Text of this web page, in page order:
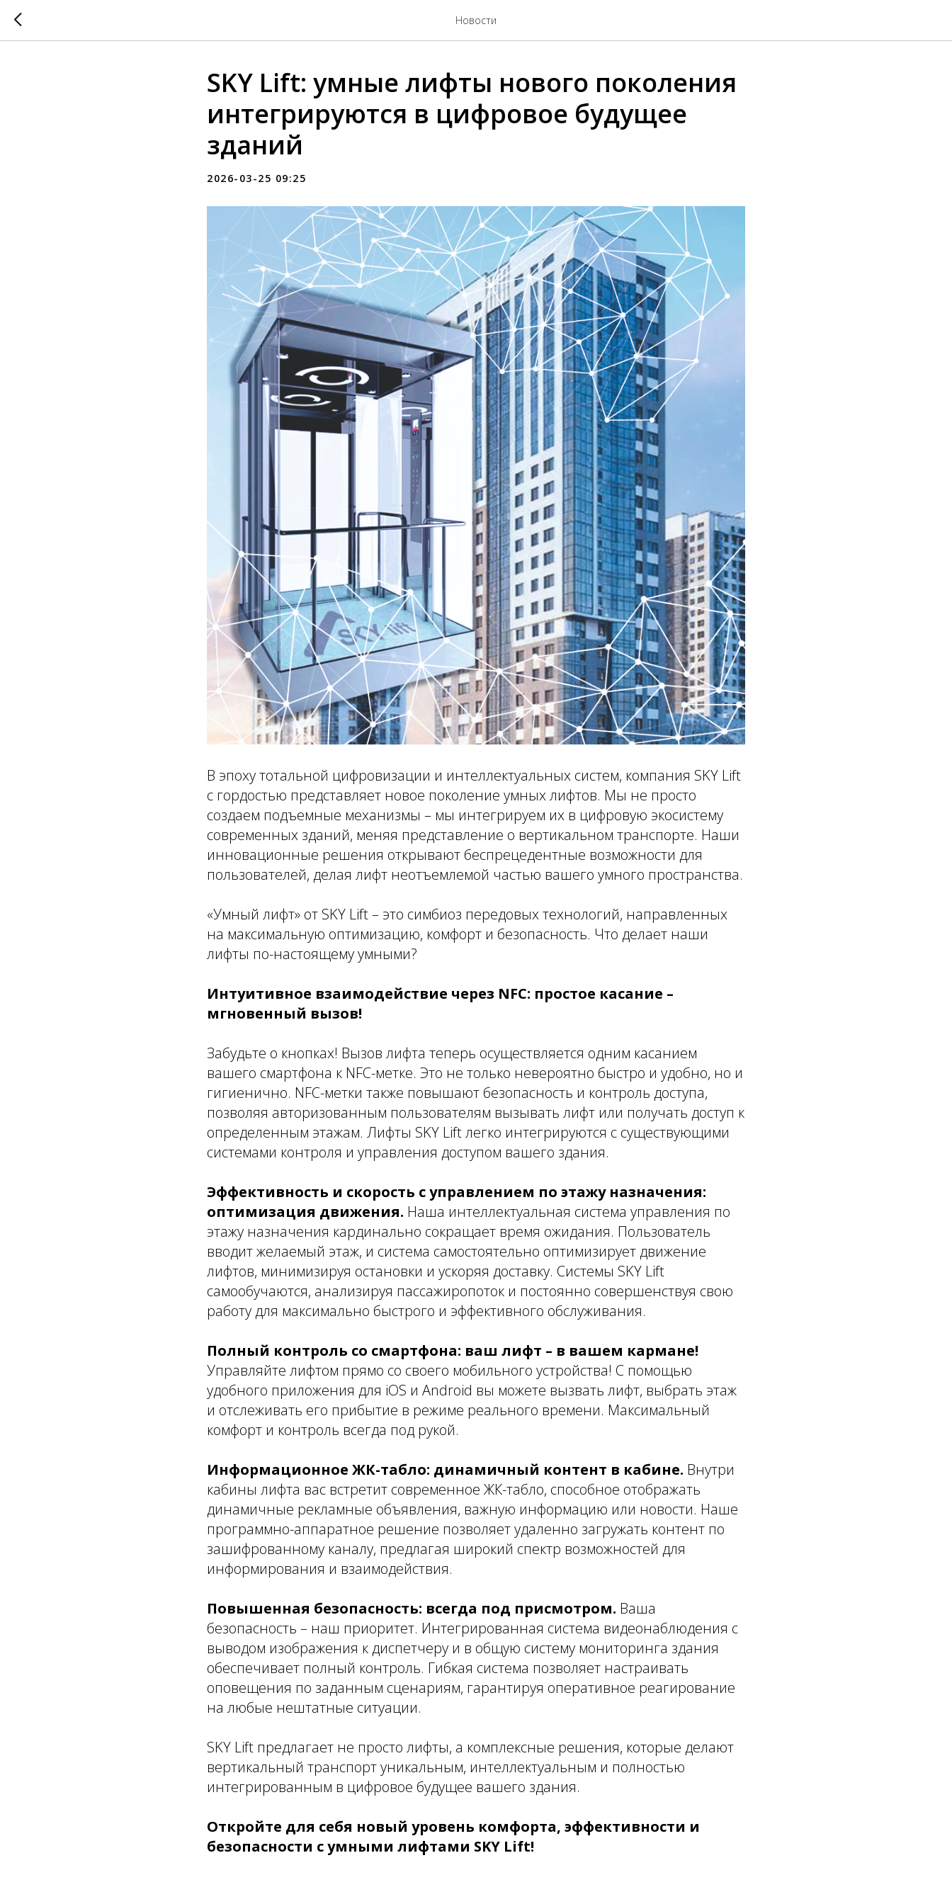
Новости
SKY Lift: умные лифты нового поколения
интегрируются в цифровое будущее
зданий
2026-03-25 09:25
В эпоху тотальной цифровизации и интеллектуальных систем, компания SKY Lift
с гордостью представляет новое поколение умных лифтов. Мы не просто
создаем подъемные механизмы – мы интегрируем их в цифровую экосистему
современных зданий, меняя представление о вертикальном транспорте. Наши
инновационные решения открывают беспрецедентные возможности для
пользователей, делая лифт неотъемлемой частью вашего умного пространства.
«Умный лифт» от SKY Lift – это симбиоз передовых технологий, направленных
на максимальную оптимизацию, комфорт и безопасность. Что делает наши
лифты по-настоящему умными?
Интуитивное взаимодействие через NFC: простое касание –
мгновенный вызов!
Забудьте о кнопках! Вызов лифта теперь осуществляется одним касанием
вашего смартфона к NFC-метке. Это не только невероятно быстро и удобно, но и
гигиенично. NFC-метки также повышают безопасность и контроль доступа,
позволяя авторизованным пользователям вызывать лифт или получать доступ к
определенным этажам. Лифты SKY Lift легко интегрируются с существующими
системами контроля и управления доступом вашего здания.
Эффективность и скорость с управлением по этажу назначения:
оптимизация движения. Наша интеллектуальная система управления по
этажу назначения кардинально сокращает время ожидания. Пользователь
вводит желаемый этаж, и система самостоятельно оптимизирует движение
лифтов, минимизируя остановки и ускоряя доставку. Системы SKY Lift
самообучаются, анализируя пассажиропоток и постоянно совершенствуя свою
работу для максимально быстрого и эффективного обслуживания.
Полный контроль со смартфона: ваш лифт – в вашем кармане!
Управляйте лифтом прямо со своего мобильного устройства! С помощью
удобного приложения для iOS и Android вы можете вызвать лифт, выбрать этаж
и отслеживать его прибытие в режиме реального времени. Максимальный
комфорт и контроль всегда под рукой.
Информационное ЖК-табло: динамичный контент в кабине. Внутри
кабины лифта вас встретит современное ЖК-табло, способное отображать
динамичные рекламные объявления, важную информацию или новости. Наше
программно-аппаратное решение позволяет удаленно загружать контент по
зашифрованному каналу, предлагая широкий спектр возможностей для
информирования и взаимодействия.
Повышенная безопасность: всегда под присмотром. Ваша
безопасность – наш приоритет. Интегрированная система видеонаблюдения с
выводом изображения к диспетчеру и в общую систему мониторинга здания
обеспечивает полный контроль. Гибкая система позволяет настраивать
оповещения по заданным сценариям, гарантируя оперативное реагирование
на любые нештатные ситуации.
SKY Lift предлагает не просто лифты, а комплексные решения, которые делают
вертикальный транспорт уникальным, интеллектуальным и полностью
интегрированным в цифровое будущее вашего здания.
Откройте для себя новый уровень комфорта, эффективности и
безопасности с умными лифтами SKY Lift!